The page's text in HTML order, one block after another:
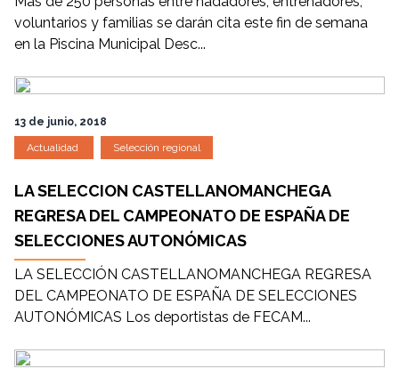
voluntarios y familias se darán cita este fin de semana
en la Piscina Municipal Desc...
13 de junio, 2018
Actualidad Selección regional
LA SELECCION CASTELLANOMANCHEGA
REGRESA DEL CAMPEONATO DE ESPAÑA DE
SELECCIONES AUTONÓMICAS
LA SELECCIÓN CASTELLANOMANCHEGA REGRESA
DEL CAMPEONATO DE ESPAÑA DE SELECCIONES
AUTONÓMICAS Los deportistas de FECAM...